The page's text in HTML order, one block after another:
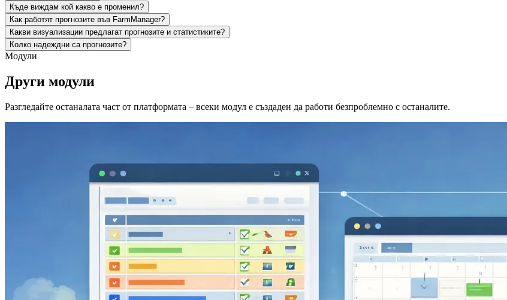
Къде виждам кой какво е променил?
Как работят прогнозите във FarmManager?
Какви визуализации предлагат прогнозите и статистиките?
Колко надеждни са прогнозите?
Модули
Други модули
Разгледайте останалата част от платформата – всеки модул е създаден да работи безпроблемно с останалите.